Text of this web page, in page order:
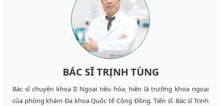
BÁC SĨ TRỊNH TÙNG
Bác sĩ chuyên khoa II Ngoại tiêu hóa, hiện là trưởng khoa ngoại
của phòng khám Đa khoa Quốc tế Cộng Đồng. Tiến sĩ. Bác sĩ Trịnh
BÁC SĨ NGUYỄN VĂN CHÂU
Đại tá, bác sĩ chuyên khoa II Nguyễn Văn Châu, hiện là bác sĩ xuất
sắc của phòng khám Đa khoa Quốc tế Cộng Đồng. Đại tá, bác sĩ
BÁC SĨ NGÔ VIỆT THÀNH
Bác sĩ chuyên khoa II Ngoại tiêu hóa Ngô Việt Thành là một trong
những bác sĩ được nhiều người bệnh chọn lựa, đặt hẹn trước tại